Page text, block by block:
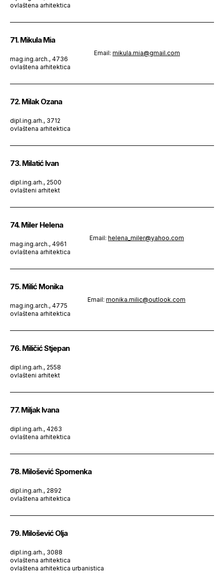
ovlaštena arhitektica
71. Mikula Mia
mag.ing.arch., 4736
ovlaštena arhitektica
Email: mikula.mia@gmail.com
72. Milak Ozana
dipl.ing.arh., 3712
ovlaštena arhitektica
73. Milatić Ivan
dipl.ing.arh., 2500
ovlašteni arhitekt
74. Miler Helena
mag.ing.arch., 4961
ovlaštena arhitektica
Email: helena_miler@yahoo.com
75. Milić Monika
mag.ing.arch., 4775
ovlaštena arhitektica
Email: monika.milic@outlook.com
76. Miličić Stjepan
dipl.ing.arh., 2558
ovlašteni arhitekt
77. Miljak Ivana
dipl.ing.arh., 4263
ovlaštena arhitektica
78. Milošević Spomenka
dipl.ing.arh., 2892
ovlaštena arhitektica
79. Milošević Olja
dipl.ing.arh., 3088
ovlaštena arhitektica
ovlaštena arhitektica urbanistica